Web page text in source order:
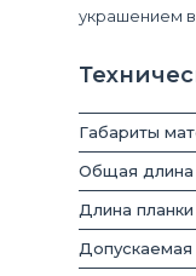
украшением
Габариты
Общая длина
Длина
Допускаемая